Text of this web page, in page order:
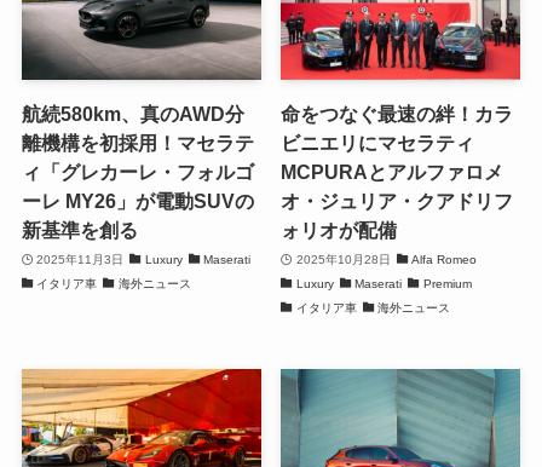
航続580km、真のAWD分
離機構を初採用！マセラテ
ィ「グレカーレ・フォルゴ
ーレ MY26」が電動SUVの
新基準を創る
2025年11月3日 Luxury
Maserati
イタリア車
海外ニュース
命をつなぐ最速の絆！カラ
ビニエリにマセラティ
MCPURAとアルファロメ
オ・ジュリア・クアドリフ
ォリオが配備
2025年10月28日
Alfa Romeo
Luxury
Maserati
Premium
イタリア車
海外ニュース